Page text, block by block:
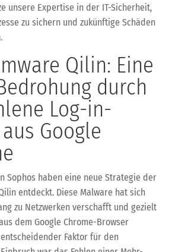
unsere Expertise in der IT-Sicherheit,
zu sichern und zukünftige Schäden
Qilin: Eine
durch
Log-in-
Google
Sophos haben eine neue Strategie der
entdeckt. Diese Malware hat sich
zu Netzwerken verschafft und gezielt
dem Google Chrome-Browser
Faktor für den